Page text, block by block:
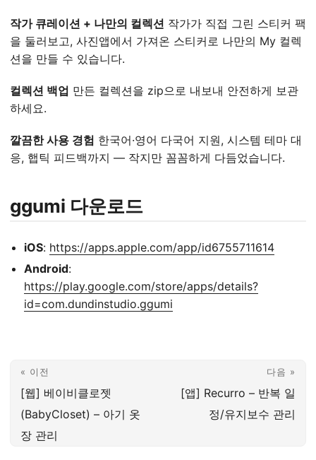
작가 큐레이션 + 나만의 컬렉션 작가가 직접 그린 스티커 팩
을 둘러보고, 사진앱에서 가져온 스티커로 나만의 My 컬렉
션을 만들 수 있습니다.
컬렉션 백업 만든 컬렉션을 zip으로 내보내 안전하게 보관
하세요.
깔끔한 사용 경험 한국어·영어 다국어 지원, 시스템 테마 대
응, 햅틱 피드백까지 — 작지만 꼼꼼하게 다듬었습니다.
ggumi 다운로드
iOS: https://apps.apple.com/app/id6755711614
Android:
https://play.google.com/store/apps/details?
id=com.dundinstudio.ggumi
« 이전
[웹] 베이비클로젯
(BabyCloset) – 아기 옷
장 관리
다음 »
[앱] Recurro – 반복 일
정/유지보수 관리